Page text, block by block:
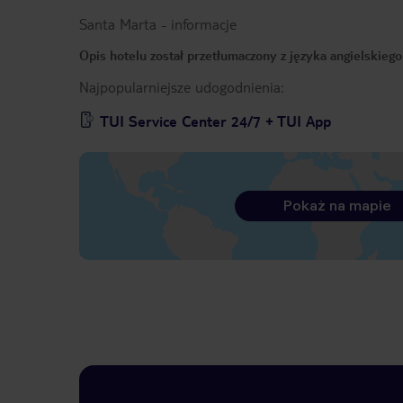
Santa Marta - informacje
Opis hotelu został przetłumaczony z języka
Najpopularniejsze udogodnienia:
TUI Service Center 24/7 + TUI App
Pokaż na mapie